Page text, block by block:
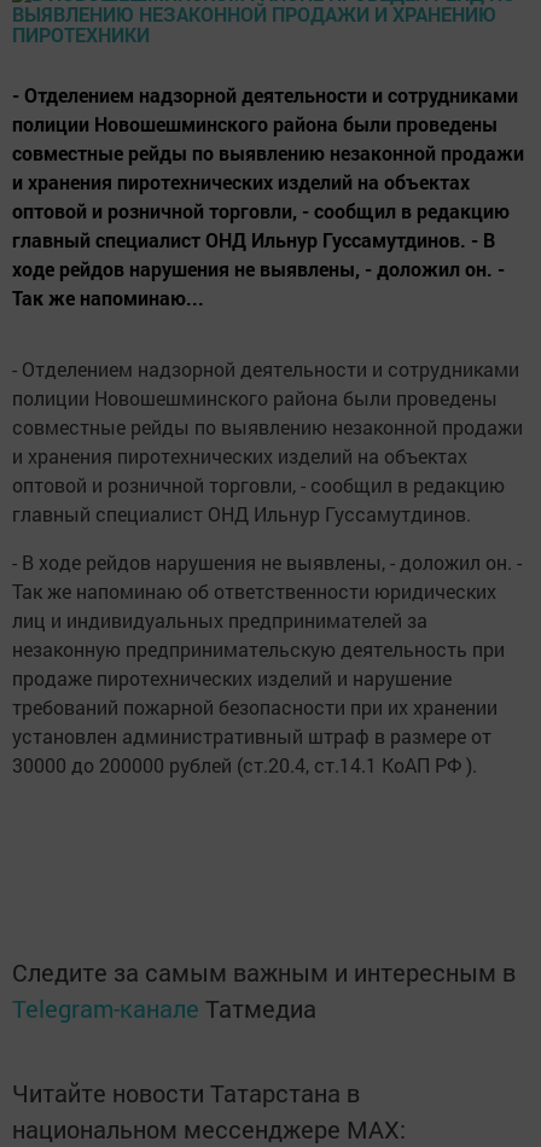
- Отделением надзорной деятельности и сотрудниками
полиции Новошешминского района были проведены
совместные рейды по выявлению незаконной продажи
и хранения пиротехнических изделий на объектах
оптовой и розничной торговли, - сообщил в редакцию
главный специалист ОНД Ильнур Гуссамутдинов. - В
ходе рейдов нарушения не выявлены, - доложил он. -
Так же напоминаю...
- Отделением надзорной деятельности и сотрудниками
полиции Новошешминского района были проведены
совместные рейды по выявлению незаконной продажи
и хранения пиротехнических изделий на объектах
оптовой и розничной торговли, - сообщил в редакцию
главный специалист ОНД Ильнур Гуссамутдинов.
- В ходе рейдов нарушения не выявлены, - доложил он. -
Так же напоминаю об ответственности юридических
лиц и индивидуальных предпринимателей за
незаконную предпринимательскую деятельность при
продаже пиротехнических изделий и нарушение
требований пожарной безопасности при их хранении
установлен административный штраф в размере от
30000 до 200000 рублей (ст.20.4, ст.14.1 КоАП РФ ).
Следите за самым важным и интересным в
Telegram-канале Татмедиа
Читайте новости Татарстана в
национальном мессенджере MАХ: